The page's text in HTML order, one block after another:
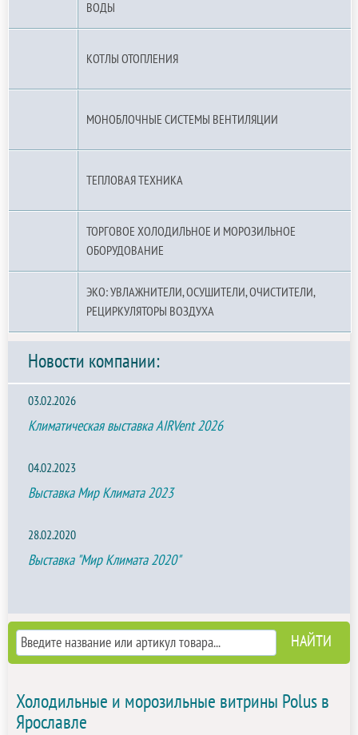
ВОДЫ
КОТЛЫ ОТОПЛЕНИЯ
МОНОБЛОЧНЫЕ СИСТЕМЫ ВЕНТИЛЯЦИИ
ТЕПЛОВАЯ ТЕХНИКА
ТОРГОВОЕ ХОЛОДИЛЬНОЕ И МОРОЗИЛЬНОЕ
ОБОРУДОВАНИЕ
ЭКО: УВЛАЖНИТЕЛИ, ОСУШИТЕЛИ, ОЧИСТИТЕЛИ,
РЕЦИРКУЛЯТОРЫ ВОЗДУХА
Новости компании:
03.02.2026
Климатическая выставка AIRVent 2026
04.02.2023
Выставка Мир Климата 2023
28.02.2020
Выставка "Мир Климата 2020"
Холодильные и морозильные витрины Polus в
Ярославле